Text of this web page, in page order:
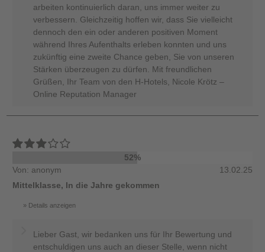
arbeiten kontinuierlich daran, uns immer weiter zu
verbessern. Gleichzeitig hoffen wir, dass Sie vielleicht
dennoch den ein oder anderen positiven Moment
während Ihres Aufenthalts erleben konnten und uns
zukünftig eine zweite Chance geben, Sie von unseren
Stärken überzeugen zu dürfen. Mit freundlichen
Grüßen, Ihr Team von den H-Hotels, Nicole Krötz –
Online Reputation Manager
52%
Von: anonym
13.02.25
Mittelklasse, In die Jahre gekommen
Details anzeigen
Lieber Gast, wir bedanken uns für Ihr Bewertung und
entschuldigen uns auch an dieser Stelle, wenn nicht